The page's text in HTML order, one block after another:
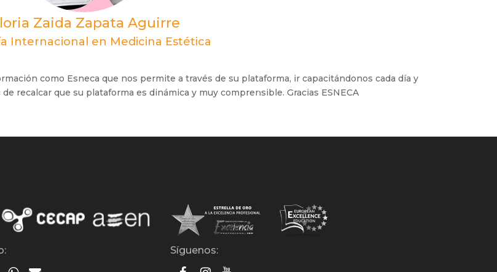
Zaida Zapata Aguirre
Internacional en Medicina Estética
como Esneca que nos permite a través de su plataforma, ir capacitándonos cada día y
recalcar que su plataforma es dinámica y muy comprensible. Gracias ESNECA
Síguenos: